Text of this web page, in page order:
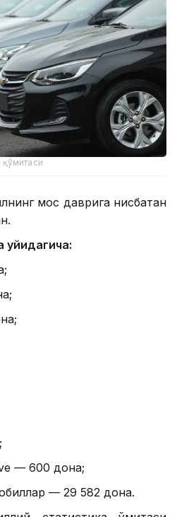
қўмитаси
мос даврига нисбатан
— 600 дона;
— 29 582 дона.